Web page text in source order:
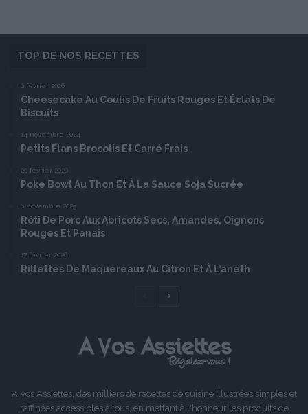
TOP DE NOS RECETTES
6 février 2026
Cheesecake Au Coulis De Fruits Rouges Et Éclats De
Biscuits
14 novembre 2024
Petits Flans Brocolis Et Carré Frais
20 février 2026
Poke Bowl Au Thon Et À La Sauce Soja Sucrée
6 novembre 2025
Rôti De Porc Aux Abricots Secs, Amandes, Oignons
Rouges Et Panais
17 février 2026
Rillettes De Maquereaux Au Citron Et À L’aneth
Page
A Vos Assiettes, des milliers de recettes de cuisine illustrées simples et
raffinées accessibles à tous, en mettant à l'honneur les produits de